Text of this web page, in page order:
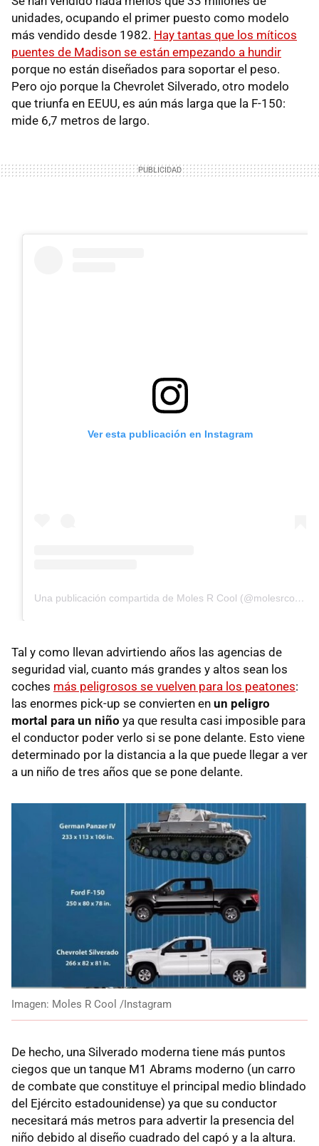
unidades, ocupando el primer puesto como modelo
más vendido desde 1982. Hay tantas que los míticos
puentes de Madison se están empezando a hundir
porque no están diseñados para soportar el peso.
Pero ojo porque la Chevrolet Silverado, otro modelo
que triunfa en EEUU, es aún más larga que la F-150:
mide 6,7 metros de largo.
Ver esta publicación en Instagram
Una publicación compartida de Moles R Cool (@molesrcoool)
Tal y como llevan advirtiendo años las agencias de
seguridad vial, cuanto más grandes y altos sean los
coches más peligrosos se vuelven para los peatones:
las enormes pick-up se convierten en un peligro
mortal para un niño ya que resulta casi imposible para
el conductor poder verlo si se pone delante. Esto viene
determinado por la distancia a la que puede llegar a ver
a un niño de tres años que se pone delante.
Imagen: Moles R Cool /Instagram
De hecho, una Silverado moderna tiene más puntos
ciegos que un tanque M1 Abrams moderno (un carro
de combate que constituye el principal medio blindado
del Ejército estadounidense) ya que su conductor
necesitará más metros para advertir la presencia del
niño debido al diseño cuadrado del capó y a la altura.